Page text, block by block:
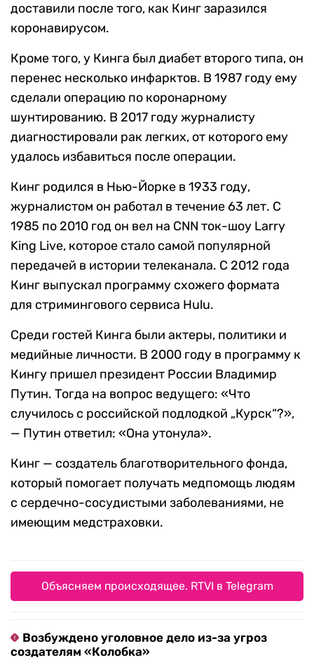
доставили после того, как Кинг заразился
коронавирусом.
Кроме того, у Кинга был диабет второго типа, он
перенес несколько инфарктов. В 1987 году ему
сделали операцию по коронарному
шунтированию. В 2017 году журналисту
диагностировали рак легких, от которого ему
удалось избавиться после операции.
Кинг родился в Нью-Йорке в 1933 году,
журналистом он работал в течение 63 лет. С
1985 по 2010 год он вел на CNN ток-шоу Larry
King Live, которое стало самой популярной
передачей в истории телеканала. С 2012 года
Кинг выпускал программу схожего формата
для стримингового сервиса Hulu.
Среди гостей Кинга были актеры, политики и
медийные личности. В 2000 году в программу к
Кингу пришел президент России Владимир
Путин. Тогда на вопрос ведущего: «Что
случилось с российской подлодкой „Курск“?»,
— Путин ответил: «Она утонула».
Кинг — создатель благотворительного фонда,
который помогает получать медпомощь людям
с сердечно-сосудистыми заболеваниями, не
имеющим медстраховки.
Объясняем происходящее. RTVI в Telegram
Возбуждено уголовное дело из-за угроз
создателям «Колобка»